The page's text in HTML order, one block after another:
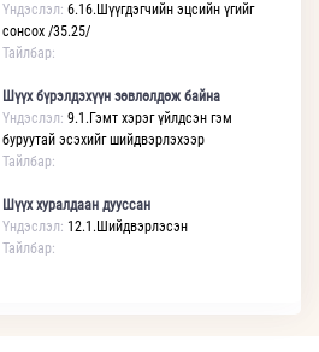
Үндэслэл: 6.16.Шүүгдэгчийн эцсийн үгийг
сонсох /35.25/
Тайлбар:
Шүүх бүрэлдэхүүн зөвлөлдөж байна
Үндэслэл: 9.1.Гэмт хэрэг үйлдсэн гэм
буруутай эсэхийг шийдвэрлэхээр
Тайлбар:
Шүүх хуралдаан дууссан
Үндэслэл: 12.1.Шийдвэрлэсэн
Тайлбар: